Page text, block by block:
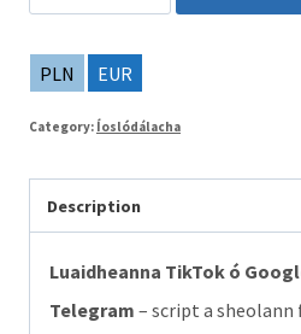
Sheets
go
Telegram
PLN EUR
Category: Íoslódálacha
Description
Luaidheanna TikTok ó
Telegram – script a